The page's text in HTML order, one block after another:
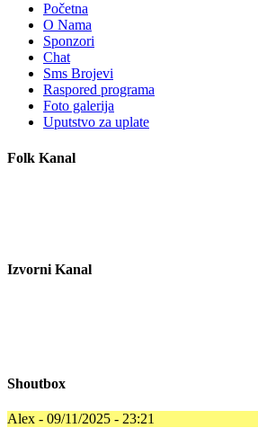
Početna
O Nama
Sponzori
Chat
Sms Brojevi
Raspored programa
Foto galerija
Uputstvo za uplate
Folk Kanal
Izvorni Kanal
Shoutbox
Alex - 09/11/2025 - 23:21